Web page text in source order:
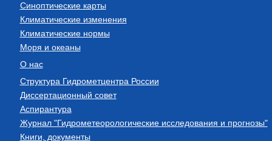
Синоптические карты
Климатические изменения
Климатические нормы
Моря и океаны
О нас
Структура Гидрометцентра России
Диссертационный совет
Аспирантура
Журнал "Гидрометеорологические исследования и прогнозы"
Книги, документы